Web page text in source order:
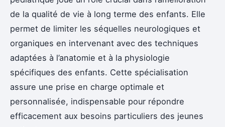
de la qualité de vie à long terme des enfants. Elle
permet de limiter les séquelles neurologiques et
organiques en intervenant avec des techniques
adaptées à l’anatomie et à la physiologie
spécifiques des enfants. Cette spécialisation
assure une prise en charge optimale et
personnalisée, indispensable pour répondre
efficacement aux besoins particuliers des jeunes